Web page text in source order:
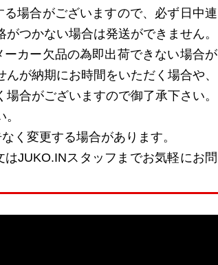
場合がございますので、必ず日中連
つかない場合は発送ができません。
カー欠品の為即出荷できない場合が
が納期にお時間をいただく場合や、
合がございますので御了承下さい。
く変更する場合があります。
JUKO.INスタッフまでお気軽にお問